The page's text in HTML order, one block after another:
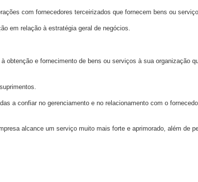
com fornecedores terceirizados que fornecem bens ou
em relação à estratégia geral de negócios.
obtenção e fornecimento de bens ou serviços à sua organização
a confiar no gerenciamento e no relacionamento com o
alcance um serviço muito mais forte e aprimorado, além de